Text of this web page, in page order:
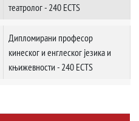
теaтролог - 240 ECTS
Дипломирани професор
кинеског и енглеског језика и
књижевности - 240 ECTS